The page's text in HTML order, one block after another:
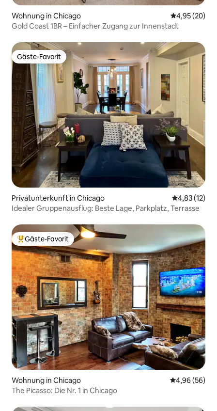
Wohnung in Chicago
4,95 (20)
Gold Coast 1BR – Einfacher Zugang zur Innenstadt
Gäste-Favorit
Gäste-Favorit
Privatunterkunft in Chicago
4,83 (12)
Idealer Gruppenausflug: Beste Lage, Parkplatz, Terrasse
Beliebter Gäste-Favorit.
Gäste-Favorit
Wohnung in Chicago
4,96 (56)
The Picasso: Die Nr. 1 in Chicago